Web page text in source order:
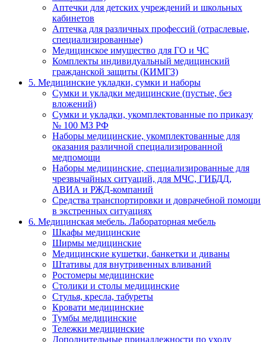
Аптечки для детских учреждений и школьных
кабинетов
Аптечка для различных профессий (отраслевые,
специализированные)
Медицинское имущество для ГО и ЧС
Комплекты индивидуальный медицинский
гражданской защиты (КИМГЗ)
5. Медицинские укладки, сумки и наборы
Сумки и укладки медицинские (пустые, без
вложений)
Сумки и укладки, укомплектованные по приказу
№ 100 МЗ РФ
Наборы медицинские, укомплектованные для
оказания различной специализированной
медпомощи
Наборы медицинские, специализированные для
чрезвычайных ситуаций, для МЧС, ГИБДД,
АВИА и РЖД-компаний
Средства транспортировки и доврачебной помощи
в экстренных ситуациях
6. Медицинская мебель. Лабораторная мебель
Шкафы медицинские
Ширмы медицинские
Медицинские кушетки, банкетки и диваны
Штативы для внутривенных вливаний
Ростомеры медицинские
Столики и столы медицинские
Стулья, кресла, табуреты
Кровати медицинские
Тумбы медицинские
Тележки медицинские
Дополнительные принадлежности по уходу